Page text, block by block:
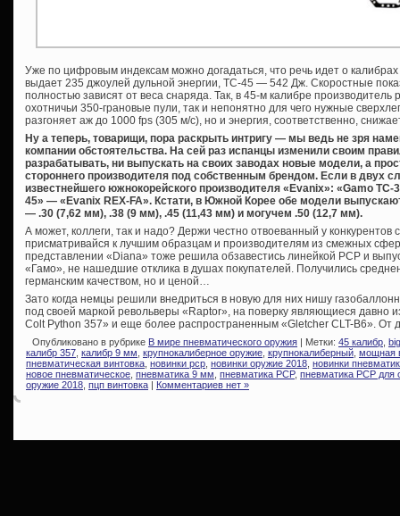
Уже по цифровым индексам можно догадаться, что речь идет о
выдает 235 джоулей дульной энергии, ТС-45 — 542 Дж. Скоростные
полностью зависят от веса снаряда. Так, в 45-м калибре
охотничьи 350-грановые пули, так и непонятно для чего нужные
разгоняет аж до 1000 fps (305 м/с), но и энергия, соответственно,
Ну а теперь, товарищи, пора раскрыть интригу — мы ведь не зря
компании обстоятельства. На сей раз испанцы изменили своим
разрабатывать, ни выпускать на своих заводах новые модели, а
стороннего производителя под собственным брендом. Если в двух
известнейшего южнокорейского производителя «Evanix»: «Gamo
45» — «Evanix REX-FA». Кстати, в Южной Корее обе модели
— .30 (7,62 мм), .38 (9 мм), .45 (11,43 мм) и могучем .50 (12,7 мм).
А может, коллеги, так и надо? Держи честно отвоеванный у конкурентов
присматривайся к лучшим образцам и производителям из смежных
представлении «Diana» тоже решила обзавестись линейкой PCP и
«Гамо», не нашедшие отклика в душах покупателей. Получились
германским качеством, но и ценой…
Зато когда немцы решили внедриться в новую для них нишу
под своей маркой револьверы «Raptor», на поверку являющиеся давно
Colt Python 357» и еще более распространенным «Gletcher CLT-B6».
Опубликовано в рубрике В мире пневматического оружия | Метки: 45 калибр
калибр 357 калибр 9 мм крупнокалиберное оружие крупнокалиберный мощная
пневматическая винтовка новинки pcp новинки оружие 2018 новинки
новое пневматическое пневматика 9 мм пневматика PCP, пневматика PCP для
оружие 2018 пцп винтовка | Комментариев нет »